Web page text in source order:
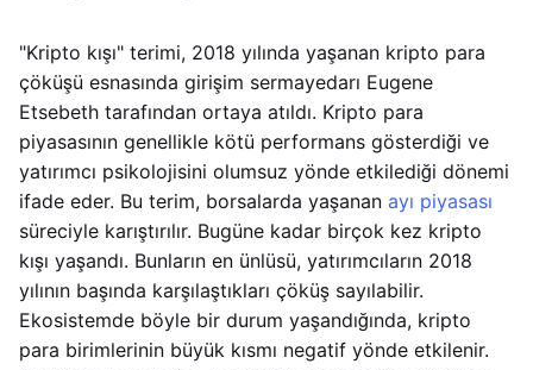
"Kripto kışı" terimi, 2018 yılında yaşanan kripto para
çöküşü esnasında girişim sermayedarı Eugene
Etsebeth tarafından ortaya atıldı. Kripto para
piyasasının genellikle kötü performans gösterdiği ve
yatırımcı psikolojisini olumsuz yönde etkilediği dönemi
ifade eder. Bu terim, borsalarda yaşanan ayı piyasası
süreciyle karıştırılır. Bugüne kadar birçok kez kripto
kışı yaşandı. Bunların en ünlüsü, yatırımcıların 2018
yılının başında karşılaştıkları çöküş sayılabilir.
Ekosistemde böyle bir durum yaşandığında, kripto
para birimlerinin büyük kısmı negatif yönde etkilenir.